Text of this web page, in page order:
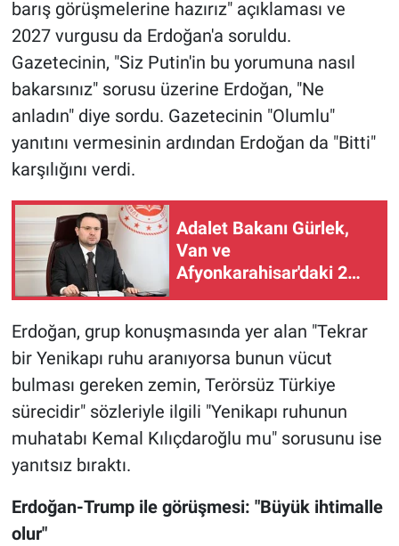
barış görüşmelerine hazırız" açıklaması ve
2027 vurgusu da Erdoğan'a soruldu.
Gazetecinin, "Siz Putin'in bu yorumuna nasıl
bakarsınız" sorusu üzerine Erdoğan, "Ne
anladın" diye sordu. Gazetecinin "Olumlu"
yanıtını vermesinin ardından Erdoğan da "Bitti"
karşılığını verdi.
Adalet Bakanı Gürlek,
Van ve
Afyonkarahisar'daki 2
faili meçhul olayın
Erdoğan, grup konuşmasında yer alan "Tekrar
bir Yenikapı ruhu aranıyorsa bunun vücut
bulması gereken zemin, Terörsüz Türkiye
sürecidir" sözleriyle ilgili "Yenikapı ruhunun
muhatabı Kemal Kılıçdaroğlu mu" sorusunu ise
yanıtsız bıraktı.
Erdoğan-Trump ile görüşmesi: "Büyük ihtimalle
olur"